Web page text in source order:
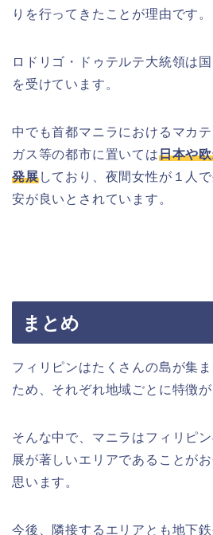
りを行ってきたことが理由です。
ロドリゴ・ドゥテルテ大統領は
を受けています。
中でも首都マニラにおけるマカ
ガス等の都市に置いては日本や
発展しており、夜間女性が１人
安が良いとされています。
まとめ
フィリピンはたくさんの島が集
ため、それぞれ地域ごとに特徴が
そんな中で、マニラはフィリピ
展が著しいエリアであることが
思います。
今後、隣接するエリアとも地下